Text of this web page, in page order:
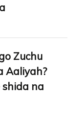
Zuchu
Aaliyah?
na